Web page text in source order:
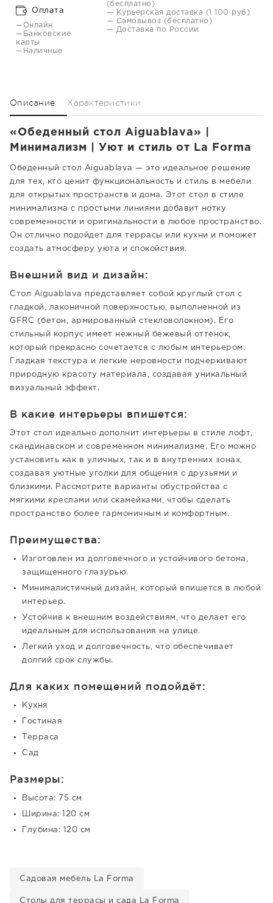
Оплата
—Онлайн
—Банковские
карты
—Наличные
(бесплатно)
— Курьерская доставка (1 100 руб)
— Самовывоз (бесплатно)
— Доставка по России
Описание Характеристики
«Обеденный стол Aiguablava» |
Минимализм | Уют и стиль от La Forma
Обеденный стол Aiguablava — это идеальное решение
для тех, кто ценит функциональность и стиль в мебели
для открытых пространств и дома. Этот стол в стиле
минимализма с простыми линиями добавит нотку
современности и оригинальности в любое пространство.
Он отлично подойдет для террасы или кухни и поможет
создать атмосферу уюта и спокойствия.
Внешний вид и дизайн:
Стол Aiguablava представляет собой круглый стол с
гладкой, лаконичной поверхностью, выполненной из
GFRC (бетон, армированный стекловолокном). Его
стильный корпус имеет нежный бежевый оттенок,
который прекрасно сочетается с любым интерьером.
Гладкая текстура и легкие неровности подчеркивают
природную красоту материала, создавая уникальный
визуальный эффект.
В какие интерьеры впишется:
Этот стол идеально дополнит интерьеры в стиле лофт,
скандинавском и современном минимализме. Его можно
установить как в уличных, так и в внутренних зонах,
создавая уютные уголки для общения с друзьями и
близкими. Рассмотрите варианты обустройства с
мягкими креслами или скамейками, чтобы сделать
пространство более гармоничным и комфортным.
Преимущества:
Изготовлен из долговечного и устойчивого бетона,
защищенного глазурью.
Минималистичный дизайн, который впишется в любой
интерьер.
Устойчив к внешним воздействиям, что делает его
идеальным для использования на улице.
Легкий уход и долговечность, что обеспечивает
долгий срок службы.
Для каких помещений подойдёт:
Кухня
Гостиная
Терраса
Сад
Размеры:
Высота: 75 см
Ширина: 120 см
Глубина: 120 см
Садовая мебель La Forma
Столы для террасы и сада La Forma